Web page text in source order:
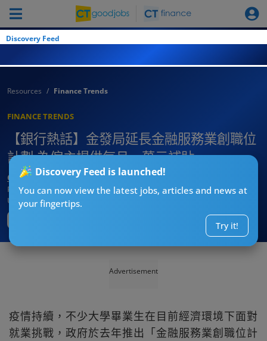
Discovery Feed
Discovery Feed is launched!
You can now view the latest jobs, articles and news at
your fingertips.
Try it!
Resources Finance Trends
FINANCE TRENDS
【銀行熱話】金發局延長金融服務業創職位
計劃 為僱主提供每月一萬元補貼
CTgoodjobs’ Editor
Published: 2022-01-18
Updated:2022-11-30 17:35
Advertisement
疫情持續，不少大學畢業生在目前經濟環境下面對
就業挑戰，政府於去年推出「金融服務業創職位計